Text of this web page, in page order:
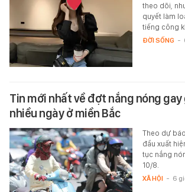
theo dõi,
quyết làm
tiếng công
ĐỜI SỐNG -
Tin mới nhất về đợt nắng nóng gay
nhiều ngày ở miền Bắc
Theo dự
đầu xuất
tục nắng
10/8.
XÃ HỘI - 6